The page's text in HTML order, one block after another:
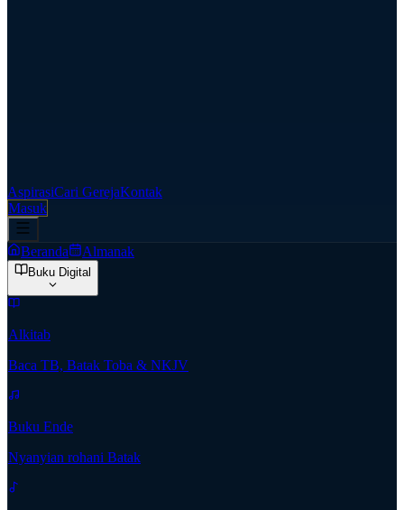
AspirasiCari GerejaKontak
Masuk
Beranda Almanak
Buku Digital
Alkitab
Baca TB, Batak Toba & NKJV
Buku Ende
Nyanyian rohani Batak